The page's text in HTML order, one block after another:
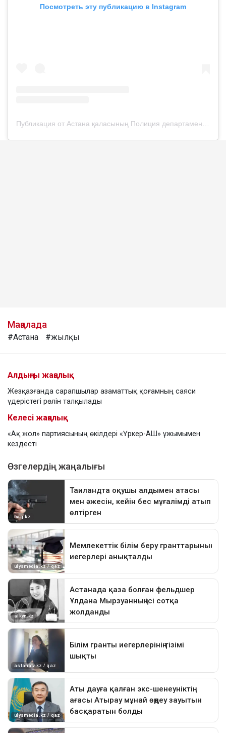
Посмотреть эту публикацию в Instagram
Мақалада
#Астана #жылқы
Алдыңғы жаңалық
Жезқазғанда сарапшылар азаматтық қоғамның саяси
үдерістегі рөлін талқылады
Келесі жаңалық
«Ақ жол» партиясының өкілдері «Үркер-АШ» ұжымымен
кездесті